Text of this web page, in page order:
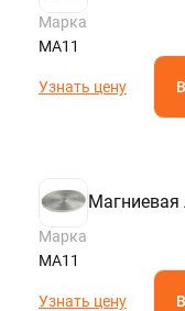
Марка
МА11
Узнать цену
Магниевая
Марка
МА11
Узнать цену